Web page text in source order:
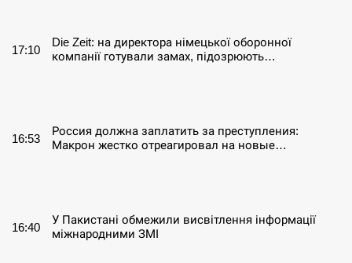
17:10
Die Zeit: на директора німецької оборонної
компанії готували замах, підозрюють…
16:53
Россия должна заплатить за преступления:
Макрон жестко отреагировал на новые…
16:40
У Пакистані обмежили висвітлення інформації
міжнародними ЗМІ